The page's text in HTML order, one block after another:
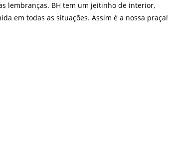
lembranças. BH tem um jeitinho de interior,
em todas as situações. Assim é a nossa praça!